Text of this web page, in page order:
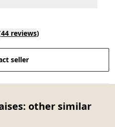
44 reviews)
seller
other similar